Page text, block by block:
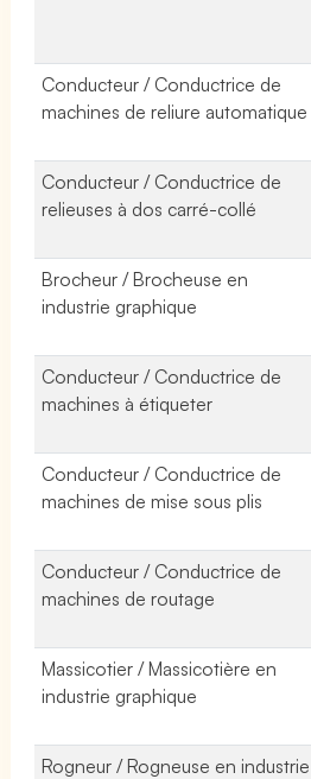
Conducteur / Conductrice de
machines de reliure automatique
Conducteur / Conductrice de
relieuses à dos carré-collé
Brocheur / Brocheuse en
industrie graphique
Conducteur / Conductrice de
machines à étiqueter
Conducteur / Conductrice de
machines de mise sous plis
Conducteur / Conductrice de
machines de routage
Massicotier / Massicotière en
industrie graphique
Rogneur / Rogneuse en industrie